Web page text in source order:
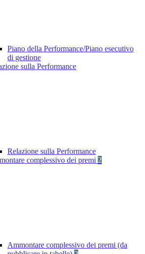
Piano della Performance/Piano esecutivo
di gestione
sulla Performance
Relazione sulla Performance
complessivo dei premi 2
Ammontare complessivo dei premi (da